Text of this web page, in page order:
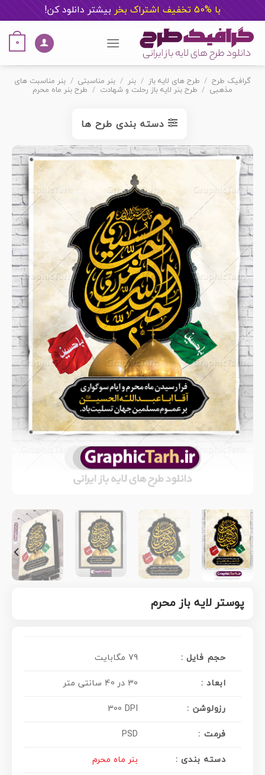
با %50 تخفیف اشتراک بخر بیشتر دانلود کن!
content
0
گرافیک طرح / طرح های لایه باز / بنر / بنر مناسبتی / بنر مناسبت های
مذهبی / طرح بنر لایه باز رحلت و شهادت / طرح بنر ماه محرم
دسته بندی طرح ها
پوستر لایه باز محرم
حجم فایل : 79 مگابایت
ابعاد : 30 در 40 سانتی متر
رزولوشن : 300 DPI
فرمت : PSD
دسته بندی : بنر ماه محرم